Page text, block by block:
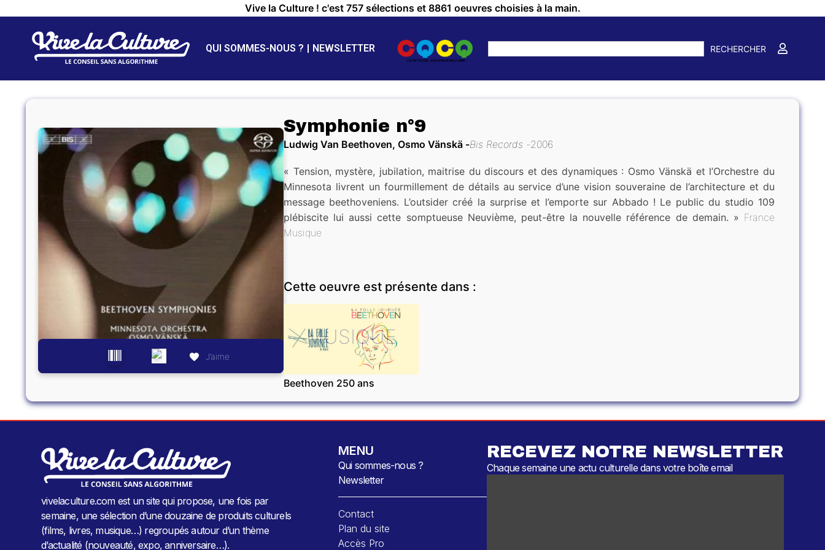
Vive la Culture ! c'est 757 sélections et 8861 oeuvres choisies à la main.
QUI SOMMES-NOUS ? NEWSLETTER RECHERCHER
J’aime
Symphonie n°9
Ludwig Van Beethoven, Osmo Vänskä Bis Records 2006
« Tension, mystère, jubilation, maitrise du discours et des dynamiques : Osmo Vänskä et l’Orchestre du
Minnesota livrent un fourmillement de détails au service d’une vision souveraine de l’architecture et du
message beethoveniens. L’outsider créé la surprise et l’emporte sur Abbado ! Le public du studio 109
plébiscite lui aussi cette somptueuse Neuvième, peut-être la nouvelle référence de demain. » France
Musique
Cette oeuvre est présente dans :
MUSIQUE
Beethoven 250 ans
vivelaculture.com est un site qui propose, une fois par
semaine, une sélection d’une douzaine de produits culturels
(films, livres, musique…) regroupés autour d’un thème
d’actualité (nouveauté, expo, anniversaire…).
MENU
Qui sommes-nous ?
Newsletter
Contact
Plan du site
Accès Pro
RECEVEZ NOTRE NEWSLETTER
Chaque semaine une actu culturelle dans votre boîte email